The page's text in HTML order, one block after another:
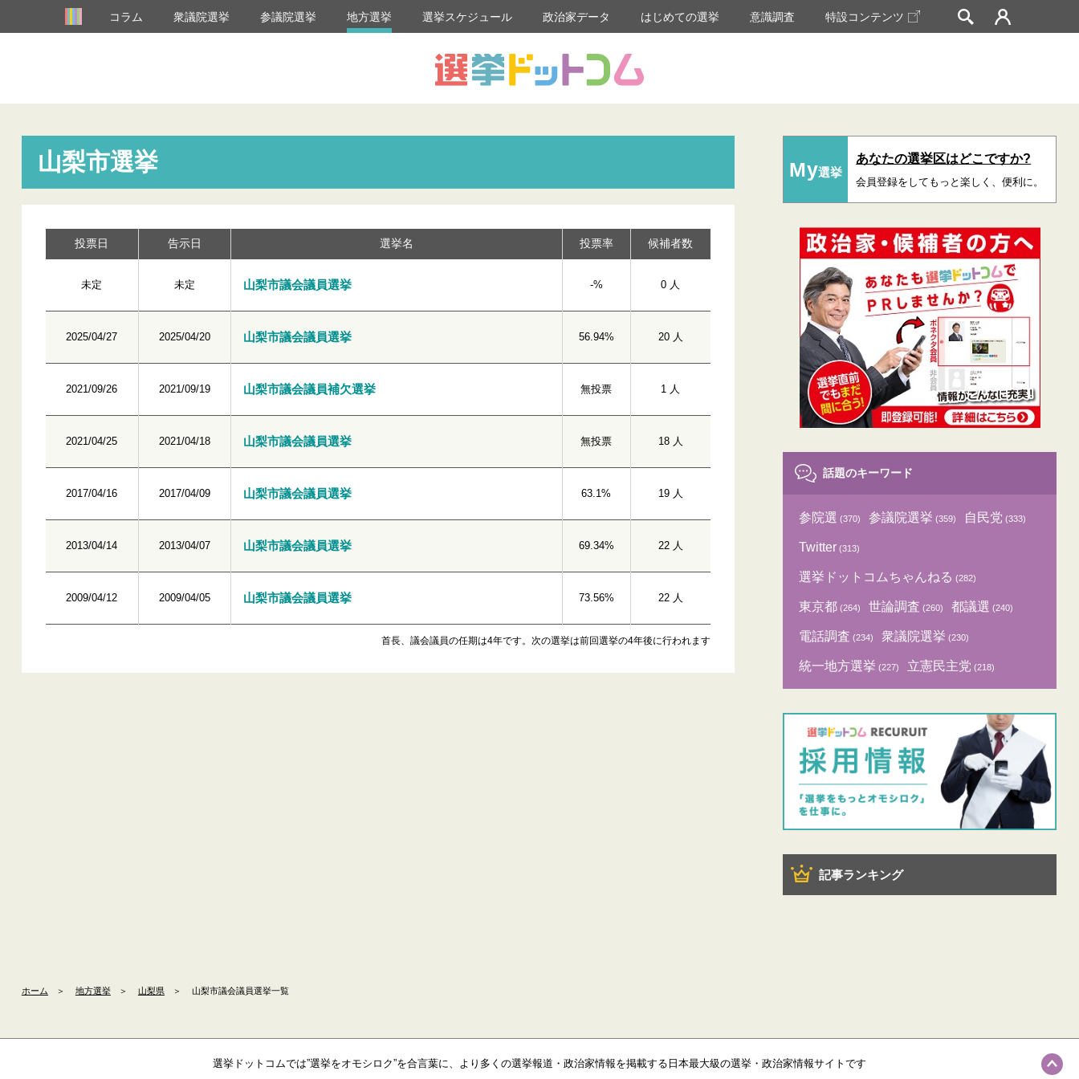
コラム 衆議院選挙 参議院選挙 地方選挙 選挙スケジュール 政治家データ はじめての選挙 意識調査 特設コンテンツ
山梨市選挙
投票日 告示日 選挙名 投票率 候補者数
未定 未定 山梨市議会議員選挙 -% 0 人
2025/04/27 2025/04/20 山梨市議会議員選挙 56.94% 20 人
2021/09/26 2021/09/19 山梨市議会議員補欠選挙 無投票 1 人
2021/04/25 2021/04/18 山梨市議会議員選挙 無投票 18 人
2017/04/16 2017/04/09 山梨市議会議員選挙 63.1% 19 人
2013/04/14 2013/04/07 山梨市議会議員選挙 69.34% 22 人
2009/04/12 2009/04/05 山梨市議会議員選挙 73.56% 22 人
首長、議会議員の任期は4年です。次の選挙は前回選挙の4年後に行われます
My選挙
あなたの選挙区はどこですか?
会員登録をしてもっと楽しく、便利に。
話題のキーワード
参院選 (370) 参議院選挙 (359) 自民党 (333)
Twitter (313)
選挙ドットコムちゃんねる (282)
東京都 (264) 世論調査 (260) 都議選 (240)
電話調査 (234) 衆議院選挙 (230)
統一地方選挙 (227) 立憲民主党 (218)
記事ランキング
ホーム ＞ 地方選挙 ＞ 山梨県 ＞ 山梨市議会議員選挙一覧
選挙ドットコムでは”選挙をオモシロク”を合言葉に、より多くの選挙報道・政治家情報を掲載する日本最大級の選挙・政治家情報サイトです